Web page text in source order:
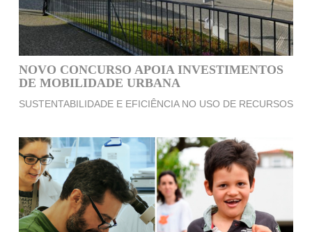
NOVO CONCURSO APOIA INVESTIMENTOS
DE MOBILIDADE URBANA
SUSTENTABILIDADE E EFICIÊNCIA NO USO DE RECURSOS